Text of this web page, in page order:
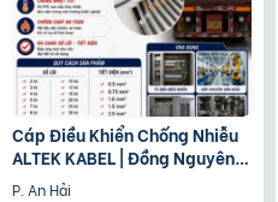
Cáp Điều Khiển Chống Nhiễu
ALTEK KABEL | Đồng Nguyên
Chất 100%, Chất Lượng Cao
P. An Hải